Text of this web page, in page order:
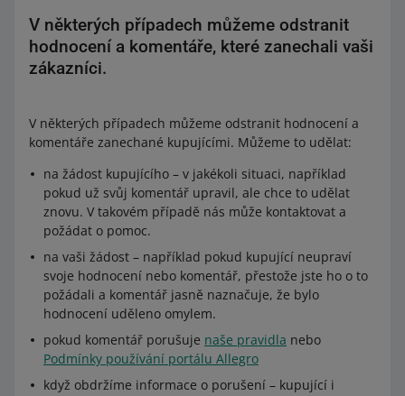
V některých případech můžeme odstranit
hodnocení a komentáře, které zanechali vaši
zákazníci.
V některých případech můžeme odstranit hodnocení a
komentáře zanechané kupujícími. Můžeme to udělat:
na žádost kupujícího – v jakékoli situaci, například
pokud už svůj komentář upravil, ale chce to udělat
znovu. V takovém případě nás může kontaktovat a
požádat o pomoc.
na vaši žádost – například pokud kupující neupraví
svoje hodnocení nebo komentář, přestože jste ho o to
požádali a komentář jasně naznačuje, že bylo
hodnocení uděleno omylem.
pokud komentář porušuje naše pravidla nebo
Podmínky používání portálu Allegro
když obdržíme informace o porušení – kupující i